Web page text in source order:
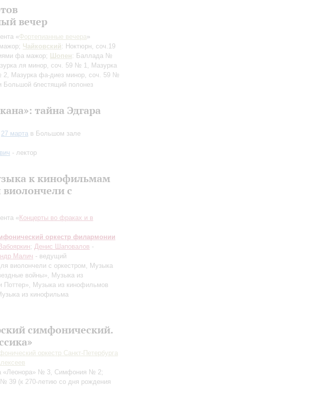
вечер
«Фортепианные вечера»
Чайковский: Ноктюрн, соч.19
фа мажор;
Шопен: Баллада №
ля минор, соч. 59 № 1, Мазурка
Мазурка фа-диез минор, соч. 59 №
Большой блестящий полонез
тайна Эдгара
27 марта в Большом зале
- лектор
к кинофильмам
с
« Концерты во фраках и в
оркестр филармонии
; Денис Шаповалов -
Малич - ведущий
виолончели с оркестром, Музыка
войны», Музыка из
Поттер», Музыка из кинофильмов
из кинофильма
симфонический.
оркестр Санкт-Петербурга
«Леонора» № 3, Симфония № 2;
№ 39 (к 270-летию со дня рождения